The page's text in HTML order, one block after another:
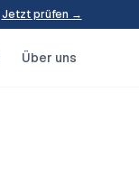
Jetzt prüfen →
Über uns